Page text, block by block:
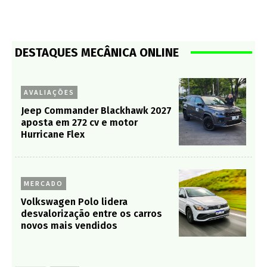
DESTAQUES MECÂNICA ONLINE
AVALIAÇÕES
Jeep Commander Blackhawk 2027
aposta em 272 cv e motor
Hurricane Flex
MERCADO
Volkswagen Polo lidera
desvalorização entre os carros
novos mais vendidos